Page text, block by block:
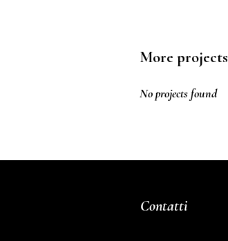
More projects
No projects found
Contatti